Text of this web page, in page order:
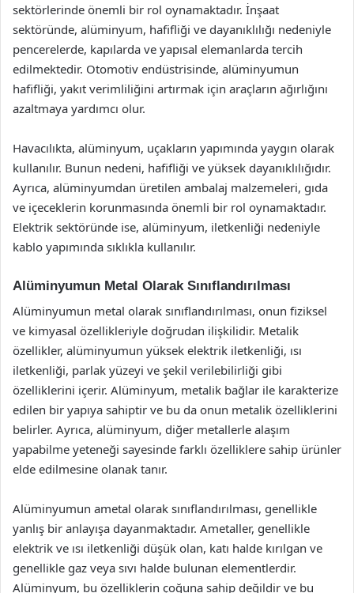
sektörlerinde önemli bir rol oynamaktadır. İnşaat
sektöründe, alüminyum, hafifliği ve dayanıklılığı nedeniyle
pencerelerde, kapılarda ve yapısal elemanlarda tercih
edilmektedir. Otomotiv endüstrisinde, alüminyumun
hafifliği, yakıt verimliliğini artırmak için araçların ağırlığını
azaltmaya yardımcı olur.
Havacılıkta, alüminyum, uçakların yapımında yaygın olarak
kullanılır. Bunun nedeni, hafifliği ve yüksek dayanıklılığıdır.
Ayrıca, alüminyumdan üretilen ambalaj malzemeleri, gıda
ve içeceklerin korunmasında önemli bir rol oynamaktadır.
Elektrik sektöründe ise, alüminyum, iletkenliği nedeniyle
kablo yapımında sıklıkla kullanılır.
Alüminyumun Metal Olarak Sınıflandırılması
Alüminyumun metal olarak sınıflandırılması, onun fiziksel
ve kimyasal özellikleriyle doğrudan ilişkilidir. Metalik
özellikler, alüminyumun yüksek elektrik iletkenliği, ısı
iletkenliği, parlak yüzeyi ve şekil verilebilirliği gibi
özelliklerini içerir. Alüminyum, metalik bağlar ile karakterize
edilen bir yapıya sahiptir ve bu da onun metalik özelliklerini
belirler. Ayrıca, alüminyum, diğer metallerle alaşım
yapabilme yeteneği sayesinde farklı özelliklere sahip ürünler
elde edilmesine olanak tanır.
Alüminyumun ametal olarak sınıflandırılması, genellikle
yanlış bir anlayışa dayanmaktadır. Ametaller, genellikle
elektrik ve ısı iletkenliği düşük olan, katı halde kırılgan ve
genellikle gaz veya sıvı halde bulunan elementlerdir.
Alüminyum, bu özelliklerin çoğuna sahip değildir ve bu